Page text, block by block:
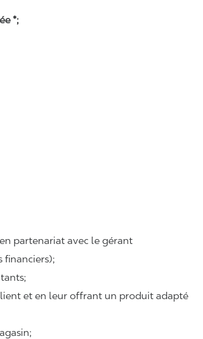
*;
partenariat avec le gérant
financiers);
et en leur offrant un produit adapté